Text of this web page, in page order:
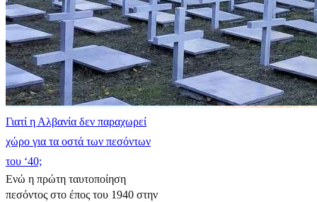
Γιατί η Αλβανία δεν παραχωρεί
χώρο για τα οστά των πεσόντων
του ‘40;
Ενώ η πρώτη ταυτοποίηση
πεσόντος στο έπος του 1940 στην